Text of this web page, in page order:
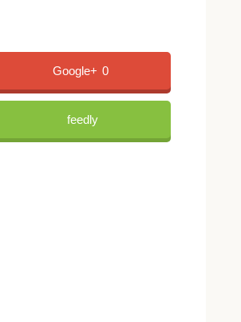
Google+ 0
feedly